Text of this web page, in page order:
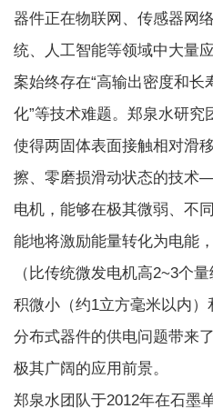
器件正在物联网、传感器网
统、人工智能等领域中大量
案始终存在“高输出密度和长
化”等技术难题。郑泉水研
使得两固体表面接触相对滑
擦、零磨损滑动状态的技
电机，能够在极其微弱、不
能地将激励能量转化为电能
（比传统微发电机高2~3个
积微小（约1立方毫米以内
分布式器件的供电问题带来
极其广阔的应用前景。
郑泉水团队于2012年在石墨